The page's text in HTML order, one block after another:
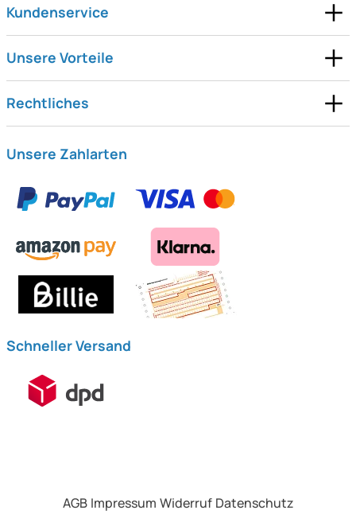
Kundenservice
Unsere Vorteile
Rechtliches
Unsere Zahlarten
Schneller Versand
AGB Impressum Widerruf Datenschutz